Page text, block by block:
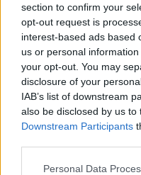
section to confirm your
opt-out request is
interest-based ads based
us or personal
your opt-out. You may
disclosure of your
IAB’s list of downstream
also be disclosed by us to
Downstream Participants
Please note that this
Personal Data
Vuoi rimuovere
Puoi abbonarti a
cliccandoqui